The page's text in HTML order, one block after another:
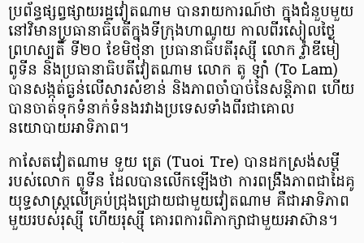
ប្រព័ន្ធផ្សព្វផ្សាយរដ្ឋវៀតណាម បានរាយការណ៍ថា ក្នុងជំនួបមួយ
នៅវិមានប្រធានាធិបតីក្នុងទីក្រុងហាណូយ កាលពីរសៀលថ្ងៃ
ព្រហស្បតិ៍ ទី២០ ខែមិថុនា ប្រធានាធិបតីរុស្ស៊ី លោក វ៉្លាឌីមៀ
ពូទីន និងប្រធានាធិបតីវៀតណាម លោក តូ ឡាំ (To Lam)
បានសង្កត់ធ្ងន់លើសារសំខាន់ និងភាពចាំបាច់នៃសន្តិភាព ហើយ
បានចាត់ទុកទំនាក់ទំនងរវាងប្រទេសទាំងពីរជាគោល
នយោបាយអាទិភាព។
កាសែតវៀតណាម ទួយ ត្រេ (Tuoi Tre) បានដកស្រង់សម្តី
របស់លោក ពូទីន ដែលបានលើកឡើងថា ការពង្រឹងភាពជាដៃគូ
យុទ្ធសាស្ត្រលើគ្រប់ជ្រុងជ្រោយជាមួយវៀតណាម គឺជាអាទិភាព
មួយរបស់រុស្ស៊ី ហើយរុស្ស៊ី គោរពការពិភាក្សាជាមួយអាស៊ាន។